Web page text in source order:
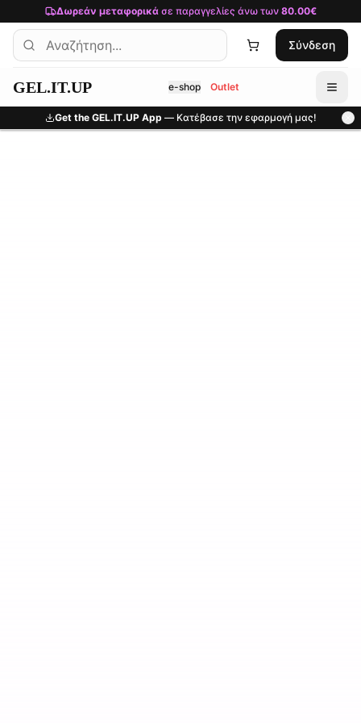
Μετάβαση στο κύριο περιεχόμενο
Δωρεάν μεταφορικάσε παραγγελίες άνω των 80.00€
Σύνδεση
GEL.IT.UP e-shop Outlet
Get the GEL.IT.UP App — Κατέβασε την εφαρμογή μας!